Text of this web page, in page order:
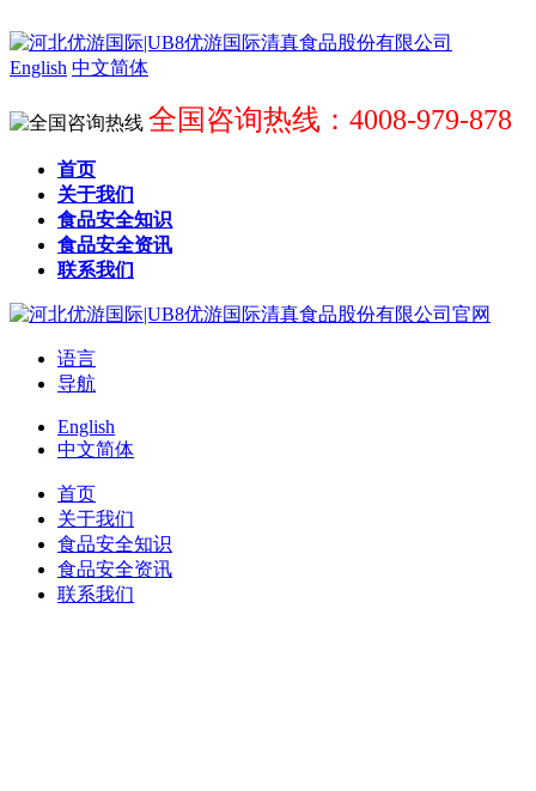
English 中文简体
全国咨询热线：4008-979-878
首页
关于我们
食品安全知识
食品安全资讯
联系我们
语言
导航
English
中文简体
首页
关于我们
食品安全知识
食品安全资讯
联系我们